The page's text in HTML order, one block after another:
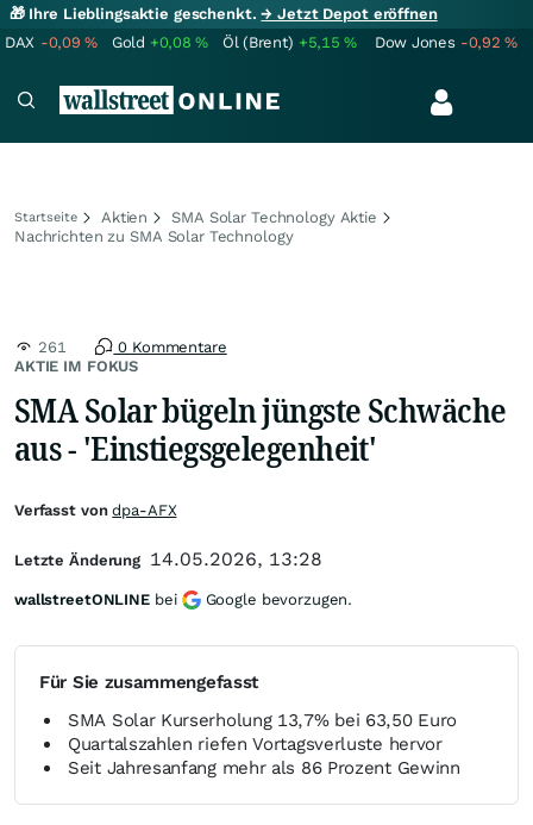
🎁 Ihre Lieblingsaktie geschenkt.→ Jetzt Depot eröffnen
DAX -0,09% Gold +0,08% Öl (Brent) +5,15% Dow Jones -0,92%
Startseite Aktien
SMA Solar Technology Aktie
Nachrichten zu SMA Solar Technology
AKTIE IM FOKUS
261 0 Kommentare
SMA Solar bügeln jüngste Schwäche
aus - 'Einstiegsgelegenheit'
Für Sie zusammengefasst
SMA Solar Kurserholung 13,7% bei 63,50 Euro
Quartalszahlen riefen Vortagsverluste hervor
Seit Jahresanfang mehr als 86 Prozent Gewinn
Verfasst vondpa-AFX
Letzte Änderung 14.05.2026, 13:28
wallstreetONLINE bei Google bevorzugen.